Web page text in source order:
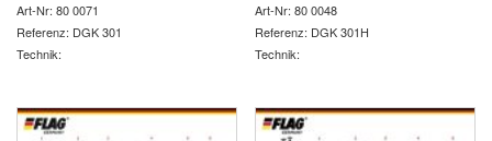
Art-Nr: 80 0071
Referenz: DGK 301
Technik:
Art-Nr: 80 0048
Referenz: DGK 301H
Technik: